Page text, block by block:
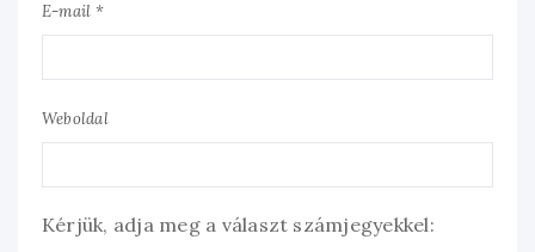
E-mail *
Weboldal
Kérjük, adja meg a választ számjegyekkel: